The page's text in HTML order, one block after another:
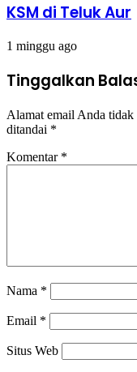
KSM di Teluk Aur
1 minggu ago
Tinggalkan
Alamat email Anda
ditandai *
Komentar *
Nama *
Email *
Situs Web